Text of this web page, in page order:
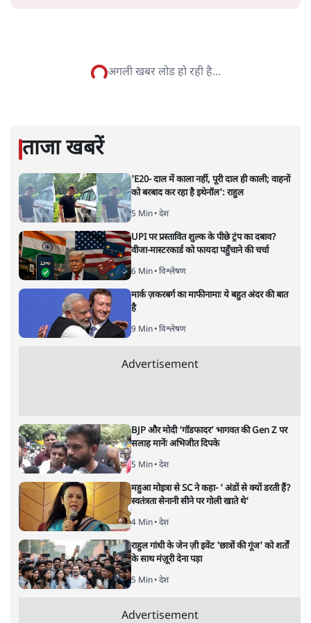
विश्लेषणात्मक और मानवीय स्वरों में से एक हैं। शिक्षा, समाज,
नतीजों पर परदे डालता घोषणा प्रधान
बजट!
यह बजट नीतिगत नतीजों से ज़्यादा घोषणाओं पर टिका क्यों दिखता
है? आंकड़ों, ज़मीनी हकीकत और वादों के बीच घोषणा-प्रधान बजट
की आलोचनात्मक पड़ताल।
केंद्रीय वित्तमंत्री निर्मला सीतारमण द्वारासंसद में प्रस्तुत साल
2026—27 का केंद्रीय बजट बीजेपी और प्रधानमंत्री नरेंद्र मोदी
द्वारा साल 2014 में जारी घोषणा पत्र की तरह वायदों का पुलिंदा
है। बजट में अधिकांश योजनाओं का साल—दो साल में तो